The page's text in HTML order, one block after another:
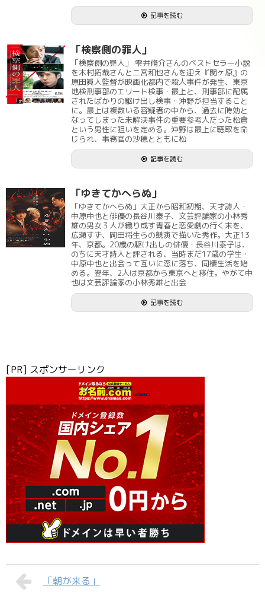
記事を読む
「検察側の罪人」
「検察側の罪人」 雫井脩介さんのベストセラー小説
を木村拓哉さんと二宮和也さんを迎え『関ヶ原』の
原田眞人監督が映画化都内で殺人事件が発生、東京
地検刑事部のエリート検事・最上と、刑事部に配属
されたばかりの駆け出し検事・沖野が担当すること
に。最上は複数いる容疑者の中から、過去に時効と
なってしまった未解決事件の重要参考人だった松倉
という男性に狙いを定める。沖野は最上に聴取を命
じられ、事務官の沙穂とともに松
記事を読む
「ゆきてかへらぬ」
「ゆきてかへらぬ」大正から昭和初期、天才詩人・
中原中也と俳優の長谷川泰子、文芸評論家の小林秀
雄の男女３人が織り成す青春と恋愛劇の行く末を、
広瀬すず、岡田将生らの競演で描いた秀作。大正13
年、京都。20歳の駆け出しの俳優・長谷川泰子は、
のちに天才詩人と評される、当時まだ17歳の学生・
中原中也と出会って互いに恋に落ち、同棲生活を始
める。翌年、2人は京都から東京へと移住。やがて中
也は文芸評論家の小林秀雄と出会
記事を読む
[PR] スポンサーリンク
「朝が来る」